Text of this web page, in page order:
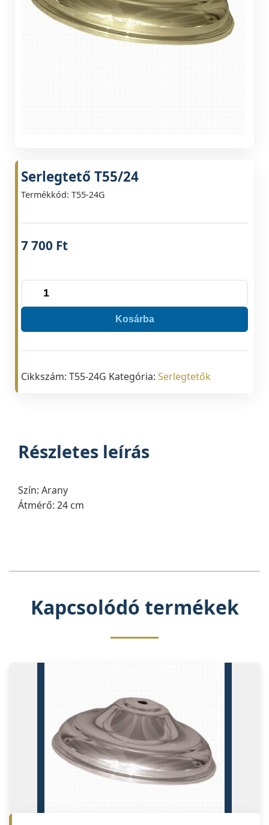
Serlegtető T55/24
Termékkód: T55-24G
7 700 Ft
Serlegtető
T55/24
Kosárba
Cikkszám: T55-24G Kategória: Serlegtetők
Részletes leírás
Szín: Arany
Átmérő: 24 cm
Kapcsolódó termékek